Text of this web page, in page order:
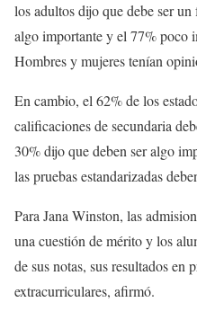
los adultos dijo que debe ser
algo importante y el 77% poco
Hombres y mujeres tenían
En cambio, el 62% de los
calificaciones de secundaria
30% dijo que deben ser algo
las pruebas estandarizadas
Para Jana Winston, las
una cuestión de mérito y los
de sus notas, sus resultados en
extracurriculares, afirmó.